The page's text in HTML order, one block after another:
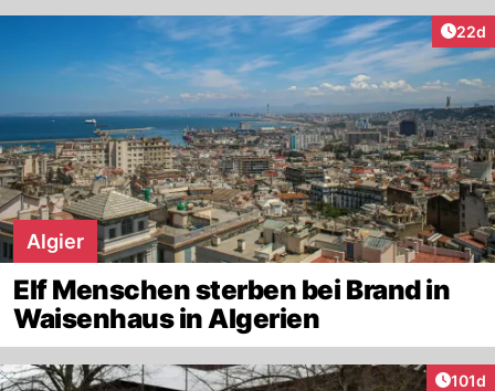
22d
Algier
Elf Menschen sterben bei Brand in
Waisenhaus in Algerien
101d